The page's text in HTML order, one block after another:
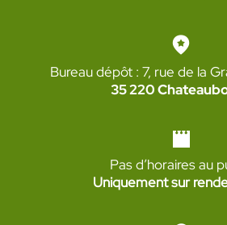
Bureau dépôt : 7, rue de la
35 220
Pas d’horaires au
Uniquement sur